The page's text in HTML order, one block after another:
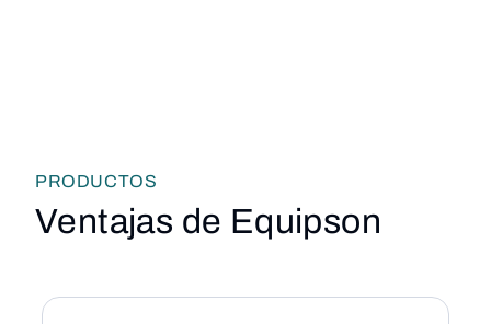
PRODUCTOS
Ventajas de Equipson